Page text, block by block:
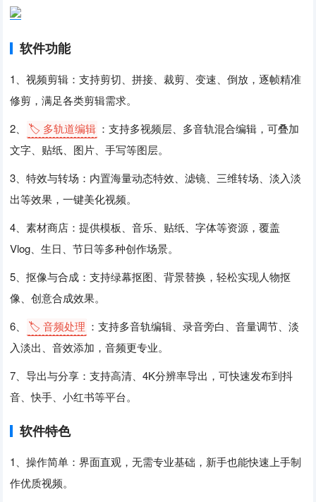
软件功能
1、视频剪辑：支持剪切、拼接、裁剪、变速、倒放，逐帧精准
修剪，满足各类剪辑需求。
2、
🏷️ 多轨道编辑 ：支持多视频层、多音轨混合编辑，可叠加
文字、贴纸、图片、手写等图层。
3、特效与转场：内置海量动态特效、滤镜、三维转场、淡入淡
出等效果，一键美化视频。
4、素材商店：提供模板、音乐、贴纸、字体等资源，覆盖
Vlog、生日、节日等多种创作场景。
5、抠像与合成：支持绿幕抠图、背景替换，轻松实现人物抠
像、创意合成效果。
6、
🏷️ 音频处理 ：支持多音轨编辑、录音旁白、音量调节、淡
入淡出、音效添加，音频更专业。
7、导出与分享：支持高清、4K分辨率导出，可快速发布到抖
音、快手、小红书等平台。
软件特色
1、操作简单：界面直观，无需专业基础，新手也能快速上手制
作优质视频。